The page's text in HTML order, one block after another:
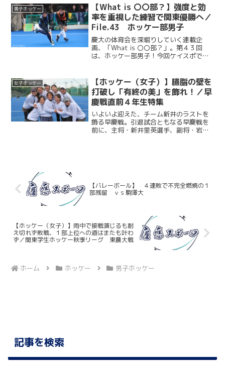
た空気の中、慶大の守護神の主将・峰岸
佳子（商４・慶應女子...
男子ホッケー
【What is 〇〇部？】強度と効
率を重視した練習で関東優勝へ／
File.43 ホッケー部男子
慶大の体育会を深堀りしていく連載企
画、「What is 〇〇部？」。第４３回
は、ホッケー部男子！今回ケイスポで
（経４・慶應）主将にインタビューを行
った。
女子ホッケー
【ホッケー（女子）】臙脂の壁を
打破し「有終の美」を飾れ！／早
慶戦直前４年生特集
いよいよ迎えた、チーム新井のラストを
飾る早慶戦。引退試合ともなる早慶戦を
前に、主将・新井里英選手、副将・岩越
【バレーボール】 ４連敗で不完全燃焼の１
部残留 ｖｓ駒澤大
【ホッケー（女子）】雨中で接戦演じるも耐
え切れず敗戦、１部上位への道はまたも叶わ
ず／関東学生ホッケー秋季リーグ 東農大戦
ホーム ホッケー 男子ホッケー
記事を検索